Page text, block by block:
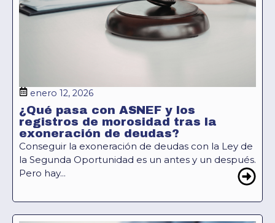
enero 12, 2026
¿Qué pasa con ASNEF y los
registros de morosidad tras la
exoneración de deudas?
Conseguir la exoneración de deudas con la Ley de
la Segunda Oportunidad es un antes y un después.
Pero hay...